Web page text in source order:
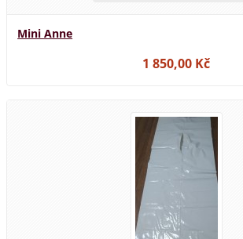
Mini Anne
1 850,00 Kč